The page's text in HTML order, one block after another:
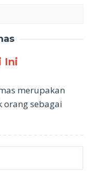
Ini
merupakan
sebagai